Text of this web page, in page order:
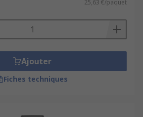
25,63 €/paquet
Ajouter
Fiches techniques